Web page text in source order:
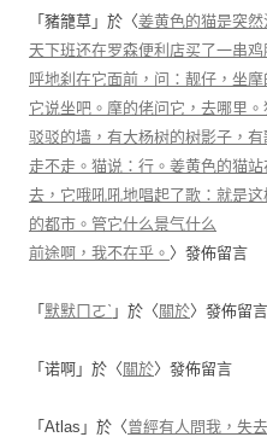
「豬籠草 」於〈姜黄色的猫是突
天下班还在罗森便利店买了一串
呼地刹在它面前，问：靓仔，坐
它说坐吧。摩的佬问它，去哪里
驳驳的墙，有大杨树的树影子，
走不走。猫说：行。姜黄色的猫
去，它哦吼吼地唱起了歌：就是
的都市。管它什么景气什么
前途啊，我不在乎。 〉發佈留言
「默默ㄇㄛˋ 」於〈關於〉發佈留言
「诺啊 」於〈關於〉發佈留言
「Atlas 」於〈曾經有人問我，失